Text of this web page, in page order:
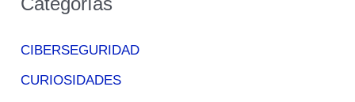
CIBERSEGURIDAD
CURIOSIDADES